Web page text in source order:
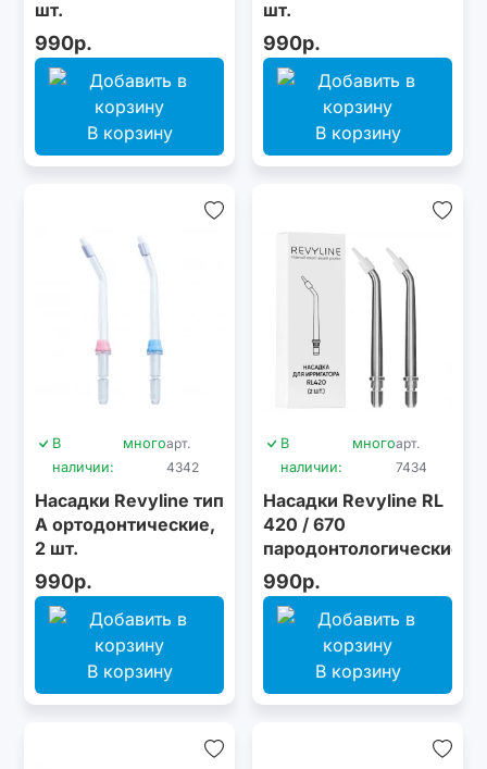
шт.
990р.
В корзину
шт.
990р.
В корзину
В
наличии:
многоарт.
4342
Насадки Revyline тип
А ортодонтические,
2 шт.
990р.
В корзину
В
наличии:
многоарт.
7434
Насадки Revyline RL
420 / 670
пародонтологические,
2 шт.
990р.
В корзину